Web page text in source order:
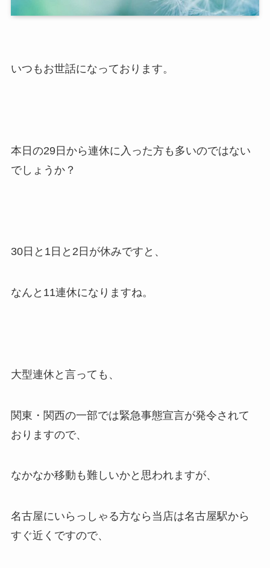
いつもお世話になっております。
本日の29日から連休に入った方も多いのではない
でしょうか？
30日と1日と2日が休みですと、
なんと11連休になりますね。
大型連休と言っても、
関東・関西の一部では緊急事態宣言が発令されて
おりますので、
なかなか移動も難しいかと思われますが、
名古屋にいらっしゃる方なら当店は名古屋駅から
すぐ近くですので、